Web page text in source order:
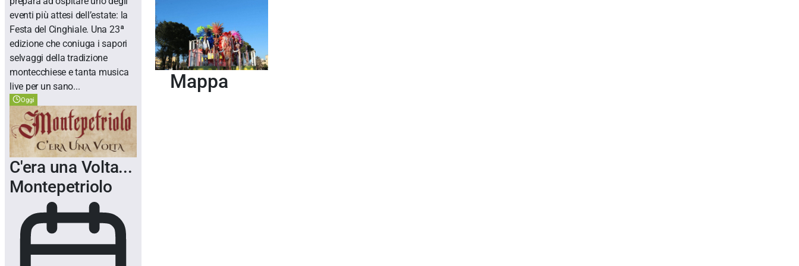
eventi più attesi dell’estate: la
Festa del Cinghiale. Una 23ª
edizione che coniuga i sapori
selvaggi della tradizione
montecchiese e tanta musica
live per un sano...
Oggi
C'era una Volta...
Montepetriolo
Mappa